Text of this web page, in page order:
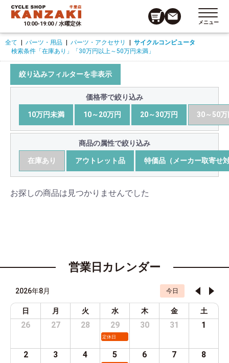
10:00-19:00 / 水曜定休 メニュー
全て パーツ・用品 パーツ・アクセサリ
サイクルコンピュータ
検索条件 「在庫あり」 「30万円以上～50万円未満」
絞り込みフィルターを非表示
価格帯で絞り込み
10万円未満 10～20万円 20～30万円 30～50万
商品の属性で絞り込み
在庫あり アウトレット品 特価品（メーカー取寄せ
お探しの商品は見つかりませんでした
営業日カレンダー
2026年8月 今日
日 月 火 水 木 金 土
26 27 28 29
定休日
30 31 1
2 3 4 5 6 7 8